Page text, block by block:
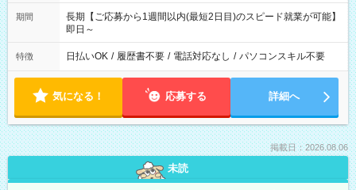
期間
長期【ご応募から1週間以内(最短2日目)のスピード就業が可能】
即日～
特徴 日払いOK / 履歴書不要 / 電話対応なし / パソコンスキル不要
気になる！ 応募する 詳細へ
掲載日：2026.08.06
未読